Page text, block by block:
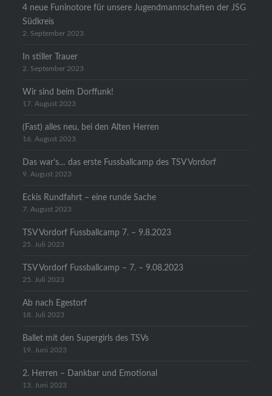
4 neue Funinotore für unsere Jugendmannschaften der JSG
Südkreis
2. September 2023
In stiller Trauer
2. September 2023
Wir sind beim Dorffunk!
17. August 2023
(Fast) alles neu, bei den Alten Herren
16. August 2023
Das war’s… das erste Fussballcamp des TSV Vordorf
9. August 2023
Eckis Rundfahrt – eine runde Sache
7. August 2023
TSV Vordorf Fussballcamp 7. – 9.8.2023
25. Juli 2023
TSV Vordorf Fussballcamp – 7. – 9.08.2023
25. Juli 2023
Ab nach Egestorf
18. Juli 2023
Ballet mit den Supergirls des TSVs
19. Juni 2023
2. Herren – Dankbar und Emotional
13. Juni 2023